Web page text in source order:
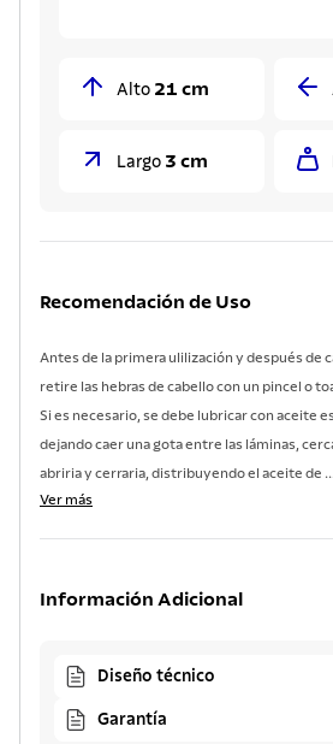
Alto 21 cm
Largo 3 cm
Recomendación de Uso
Antes de la primera ulilización y después de
retire las hebras de cabello con un pincel o
Si es necesario, se debe lubricar con aceite
dejando caer una gota entre las láminas,
abriria y cerraria, distribuyendo el aceite de ...
Ver más
Información Adicional
Diseño técnico
Garantía